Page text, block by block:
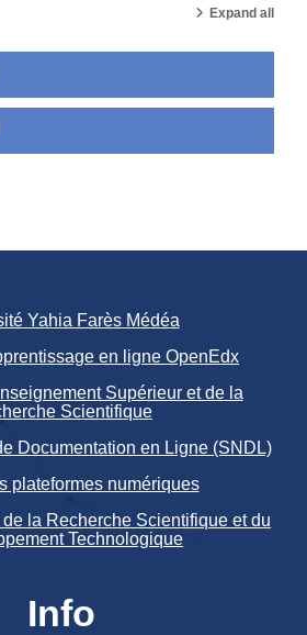
Expand all
Yahia Farès Médéa
en ligne OpenEdx
Supérieur et de la
Scientifique
Documentation en Ligne (SNDL)
plateformes numériques
la Recherche Scientifique et du
Technologique
Info